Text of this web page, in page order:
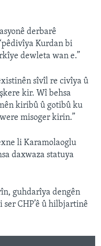
derbarê
Kurdan bi
dewleta wan e.”
sîvîl re civîya û
kir. Wî behsa
kiribû û gotibû ku
misoger kirin.”
li Karamolaoglu
daxwaza statuya
guhdarîya dengên
CHP’ê û hilbjartinê